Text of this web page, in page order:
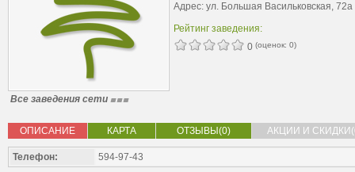
Адрес: ул. Большая Васильковская, 72а
Рейтинг заведения:
0 (оценок: 0)
Все заведения сети
ОПИСАНИЕ КАРТА ОТЗЫВЫ(0) АКЦИИ И
Телефон: 594-97-43